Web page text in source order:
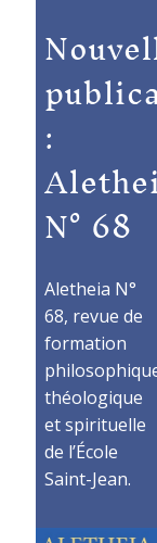
:
N° 68
Aletheia N°
68, revue de
formation
théologique
et spirituelle
de l’École
Saint-Jean.